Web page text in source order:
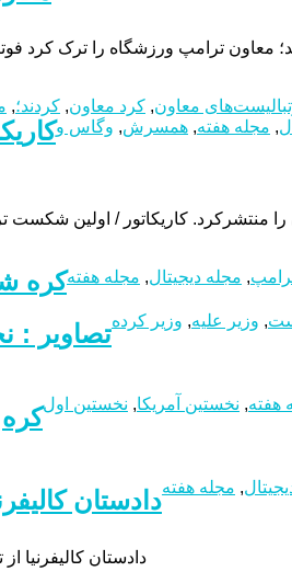
معاون ترامپ ورزشگاه را ترک کرد
معاون, کرد معاون, کردند؛,
, مجله هفته, همسرش, وگاس و
منتشرکرد. کاریکاتور / اولین شکست
, مجله دیجیتال, مجله هفتهکره
, وزیر علیه, وزیر کردهتصاویر :
هفته, نخستین آمریکا, نخستین اولکره
, مجله هفتهدادستان
دادستان